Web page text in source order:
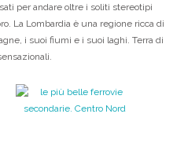
per andare oltre i soliti stereotipi
La Lombardia è una regione ricca di
i suoi fiumi e i suoi laghi. Terra di